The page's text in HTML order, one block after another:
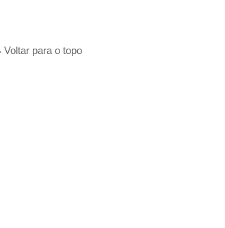
Voltar para o topo